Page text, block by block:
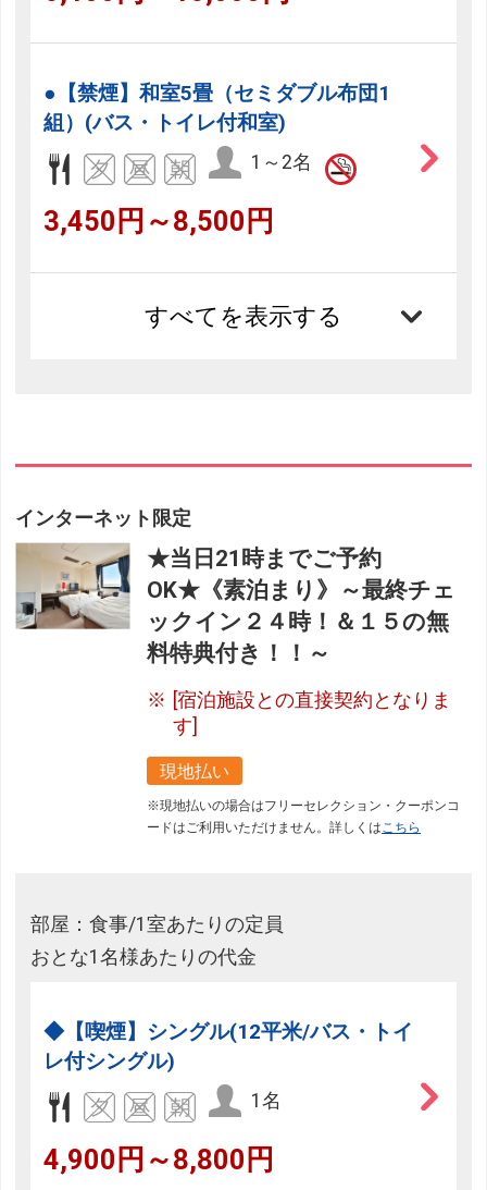
●【禁煙】和室5畳（セミダブル布団1
組）(バス・トイレ付和室)
1～2名
3,450円～8,500円
すべてを表示する
インターネット限定
★当日21時までご予約
OK★《素泊まり》～最終チェ
ックイン２４時！＆１５の無
料特典付き！！～
[宿泊施設との直接契約となりま
す]
現地払い
※現地払いの場合はフリーセレクション・クーポンコ
ードはご利用いただけません。詳しくはこちら
部屋：食事/1室あたりの定員
おとな1名様あたりの代金
◆【喫煙】シングル(12平米/バス・トイ
レ付シングル)
1名
4,900円～8,800円